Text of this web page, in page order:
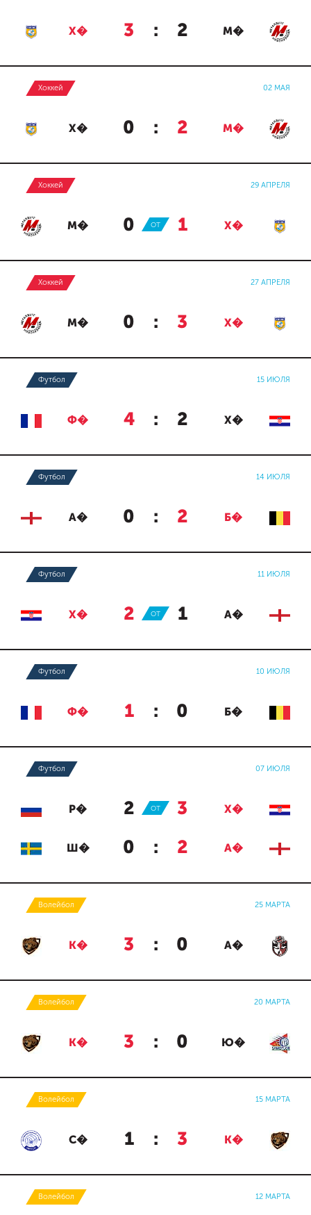
Х� 3 : 2 М�
Хоккей 02 МАЯ
Х� 0 : 2 М�
Хоккей 29 АПРЕЛЯ
М� 0 : 1 Х�
ОТ
Хоккей 27 АПРЕЛЯ
М� 0 : 3 Х�
Футбол 15 ИЮЛЯ
Ф� 4 : 2 Х�
Футбол 14 ИЮЛЯ
А� 0 : 2 Б�
Футбол 11 ИЮЛЯ
Х� 2 : 1 А�
ОТ
Футбол 10 ИЮЛЯ
Ф� 1 : 0 Б�
Футбол 07 ИЮЛЯ
Р� 2 : 3 Х�
ОТ
Ш� 0 : 2 А�
Волейбол 25 МАРТА
К� 3 : 0 А�
Волейбол 20 МАРТА
К� 3 : 0 Ю�
Волейбол 15 МАРТА
С� 1 : 3 К�
Волейбол 12 МАРТА